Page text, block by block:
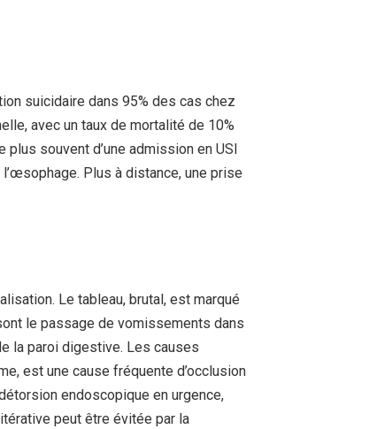
suicidaire dans 95% des cas chez
avec un taux de mortalité de 10%
souvent d’une admission en USI
Plus à distance, une prise
Le tableau, brutal, est marqué
le passage de vomissements dans
la paroi digestive. Les causes
est une cause fréquente d’occlusion
endoscopique en urgence,
peut être évitée par la